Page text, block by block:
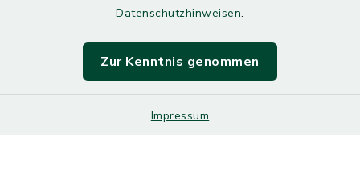
Datenschutzhinweisen.
Zur Kenntnis genommen
Impressum
Impressum
Sitemap